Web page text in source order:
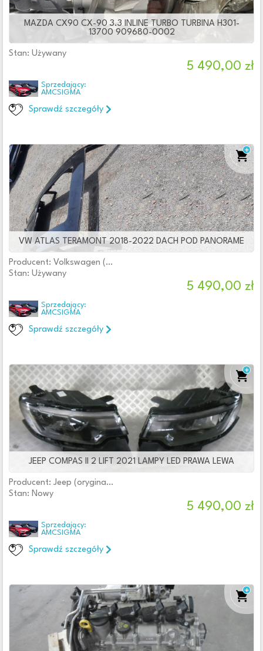
MAZDA CX90 CX-90 3.3 INLINE TURBO TURBINA H301-
13700 909680-0002
Stan: Używany
5 490,00 zł
Sprzedający:
AMCSIGMA
Sprawdź szczegóły
VW ATLAS TERAMONT 2018-2022 DACH POD PANORAME
Producent: Volkswagen (oryginalne OE)
Stan: Używany
5 490,00 zł
Sprzedający:
AMCSIGMA
Sprawdź szczegóły
JEEP COMPAS II 2 LIFT 2021 LAMPY LED PRAWA LEWA
Producent: Jeep (oryginalne OE)
Stan: Nowy
5 490,00 zł
Sprzedający:
AMCSIGMA
Sprawdź szczegóły